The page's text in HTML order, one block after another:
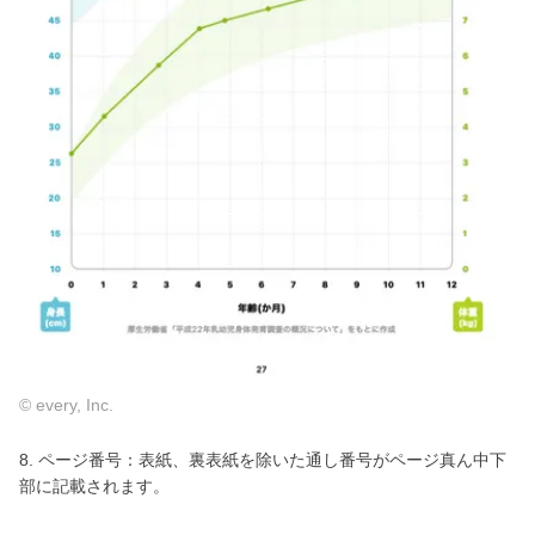
© every, Inc.
8. ページ番号：表紙、裏表紙を除いた通し番号がページ真ん中下
部に記載されます。